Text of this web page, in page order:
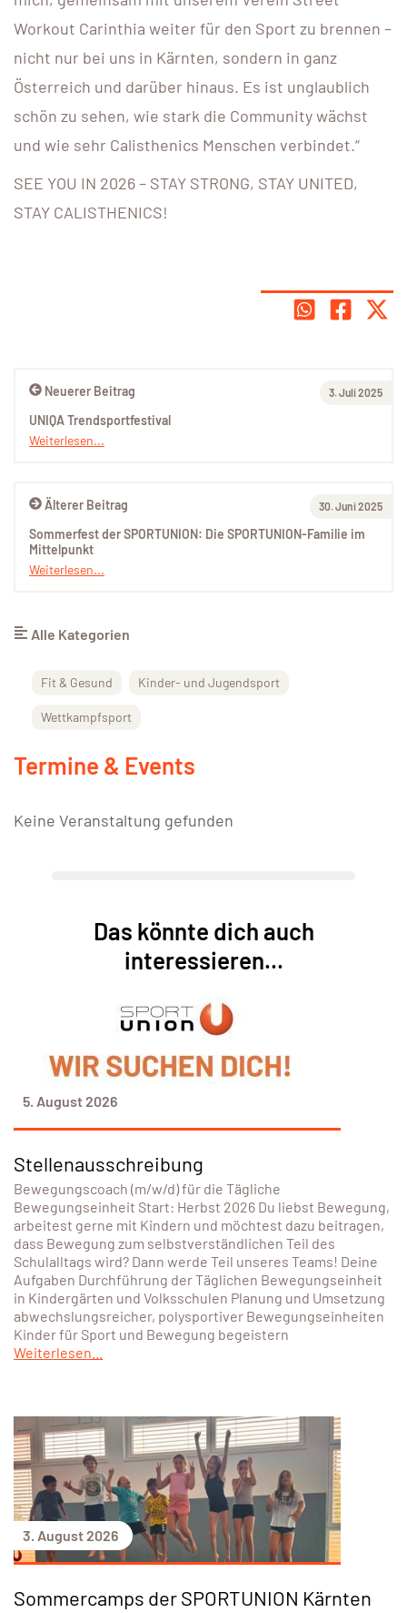
Workout Carinthia weiter für den Sport zu brennen –
nicht nur bei uns in Kärnten, sondern in ganz
Österreich und darüber hinaus. Es ist unglaublich
schön zu sehen, wie stark die Community wächst
und wie sehr Calisthenics Menschen verbindet.“
SEE YOU IN 2026 – STAY STRONG, STAY UNITED,
STAY CALISTHENICS!
Älterer Beitrag 30. Juni 2025
Sommerfest der SPORTUNION: Die SPORTUNION-Familie im
Mittelpunkt
Weiterlesen...
Neuerer Beitrag 3. Juli 2025
UNIQA Trendsportfestival
Weiterlesen...
Alle Kategorien
Fit & Gesund Kinder- und Jugendsport
Wettkampfsport
Termine & Events
Keine Veranstaltung gefunden
Das könnte dich auch
interessieren...
5. August 2026
Stellenausschreibung
Bewegungscoach (m/w/d) für die Tägliche
Bewegungseinheit Start: Herbst 2026 Du liebst Bewegung,
arbeitest gerne mit Kindern und möchtest dazu beitragen,
dass Bewegung zum selbstverständlichen Teil des
Schulalltags wird? Dann werde Teil unseres Teams! Deine
Aufgaben Durchführung der Täglichen Bewegungseinheit
in Kindergärten und Volksschulen Planung und Umsetzung
abwechslungsreicher, polysportiver Bewegungseinheiten
Kinder für Sport und Bewegung begeistern
Weiterlesen...
3. August 2026
Sommercamps der SPORTUNION Kärnten